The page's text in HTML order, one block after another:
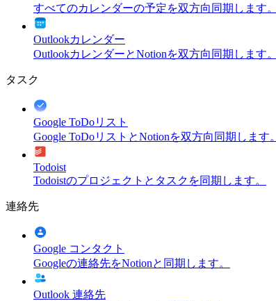
すべてのカレンダーの予定を双方向同期します。
Outlookカレンダー
OutlookカレンダーとNotionを双方向同期します。
タスク
Google ToDoリスト
Google ToDoリストとNotionを双方向同期します。
Todoist
Todoistのプロジェクトとタスクを同期します。
連絡先
Google コンタクト
Googleの連絡先をNotionと同期します。
Outlook 連絡先